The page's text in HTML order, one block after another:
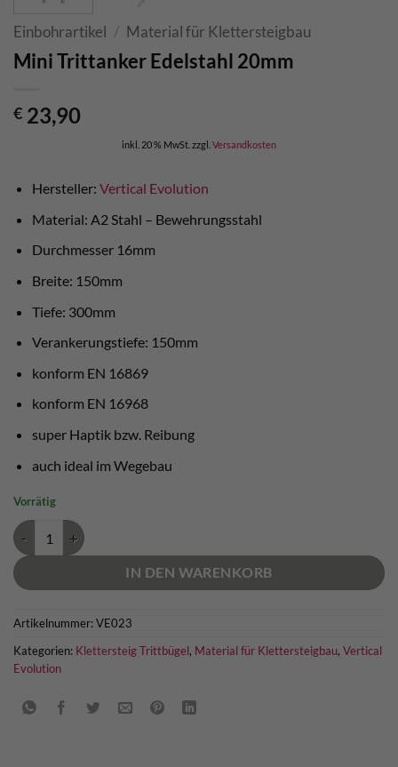
Einbohrartikel / Material für Klettersteigbau
Mini Trittanker Edelstahl 20mm
€ 23,90
inkl. 20 % MwSt. zzgl. Versandkosten
Hersteller: Vertical Evolution
Material: A2 Stahl – Bewehrungsstahl
Durchmesser 16mm
Breite: 150mm
Tiefe: 300mm
Verankerungstiefe: 150mm
konform EN 16869
konform EN 16968
super Haptik bzw. Reibung
auch ideal im Wegebau
Vorrätig
Mini Trittanker Edelstahl 20mm Menge
IN DEN WARENKORB
Artikelnummer:VE023
Kategorien: Klettersteig Trittbügel, Material für Klettersteigbau, Vertical
Evolution